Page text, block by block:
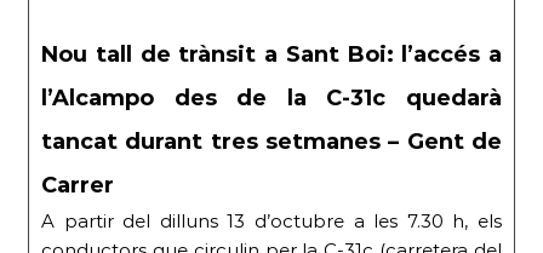
Nou tall de trànsit a Sant Boi: l’accés a
l’Alcampo des de la C-31c quedarà
tancat durant tres setmanes – Gent de
Carrer
A partir del dilluns 13 d’octubre a les 7.30 h, els